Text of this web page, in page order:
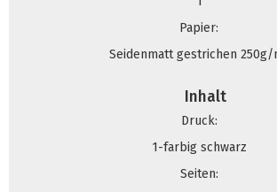
Papier:
Seidenmatt gestrichen 250g/
Inhalt
Druck:
1-farbig schwarz
Seiten: